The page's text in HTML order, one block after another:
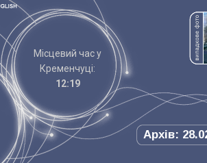
Місцевий час у
Кременчуці:
12:19
Архів: